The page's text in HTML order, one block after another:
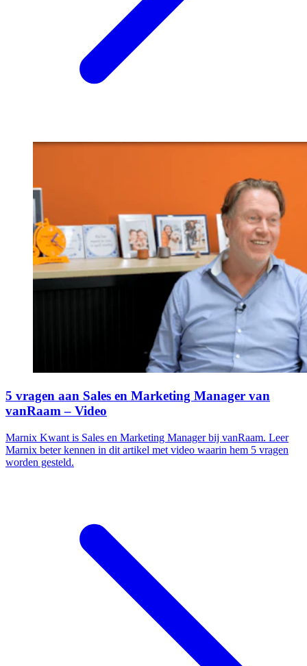
5 vragen aan Sales en Marketing Manager van
vanRaam – Video
Marnix Kwant is Sales en Marketing Manager bij vanRaam. Leer
Marnix beter kennen in dit artikel met video waarin hem 5 vragen
worden gesteld.